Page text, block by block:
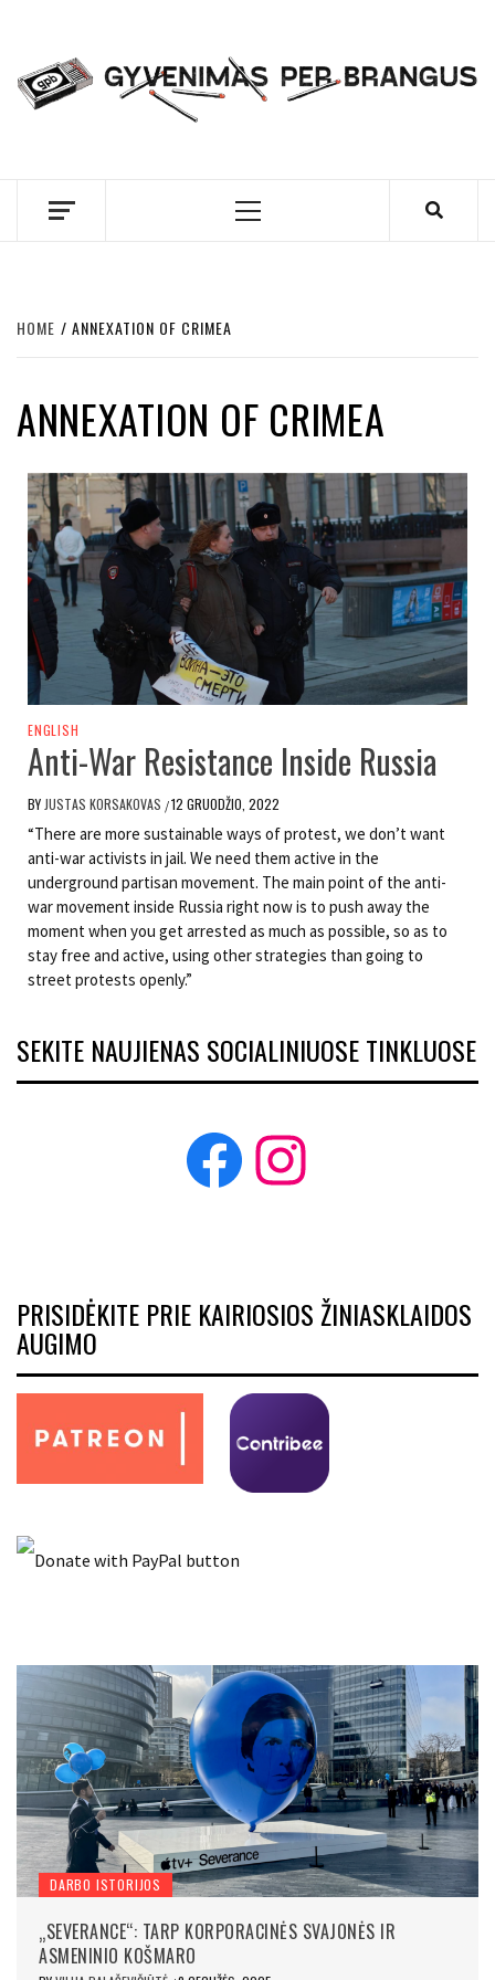
content
BRANGUS
Menu
HOME ANNEXATION OF CRIMEA
ANNEXATION OF CRIMEA
ENGLISH
Anti-War Resistance Inside Russia
BY JUSTAS KORSAKOVAS /12 GRUODŽIO, 2022
“There are more sustainable ways of protest, we don’t want
anti-war activists in jail. We need them active in the
underground partisan movement. The main point of the anti-
war movement inside Russia right now is to push away the
moment when you get arrested as much as possible, so as to
stay free and active, using other strategies than going to
street protests openly.”
SEKITE NAUJIENAS SOCIALINIUOSE TINKLUOSE
Facebook
Instagram
PRISIDĖKITE PRIE KAIRIOSIOS ŽINIASKLAIDOS
AUGIMO
DARBO ISTORIJOS
„SEVERANCE“: TARP KORPORACINĖS SVAJONĖS IR
ASMENINIO KOŠMARO